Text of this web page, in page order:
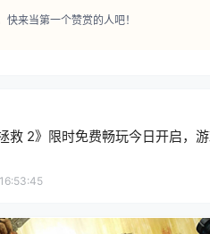
快来当第一个赞赏的人吧！
救 2》限时免费畅玩今日开启，游